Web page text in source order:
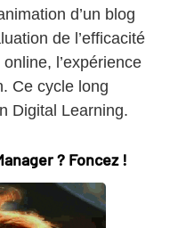
d’un blog
de l’efficacité
l’expérience
Ce cycle long
Digital Learning.
? Foncez !